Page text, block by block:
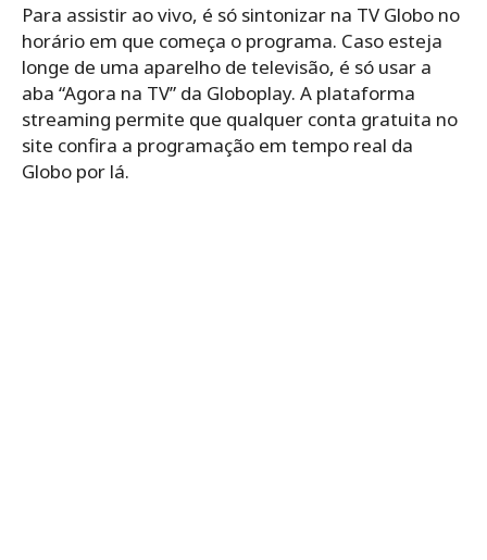
Para assistir ao vivo, é só sintonizar na TV Globo no
horário em que começa o programa. Caso esteja
longe de uma aparelho de televisão, é só usar a
aba “Agora na TV” da Globoplay. A plataforma
streaming permite que qualquer conta gratuita no
site confira a programação em tempo real da
Globo por lá.